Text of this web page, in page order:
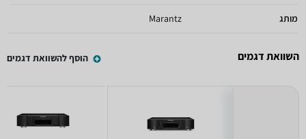
מותג Marantz
השוואת דגמים הוסף להשוואת דגמים